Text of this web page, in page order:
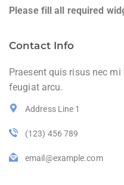
Please fill all required
Contact Info
Praesent quis risus nec
feugiat arcu.
Address Line 1
(123) 456 789
email@example.com